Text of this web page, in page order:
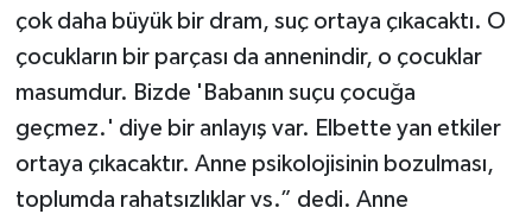
çok daha büyük bir dram, suç ortaya çıkacaktı. O
çocukların bir parçası da annenindir, o çocuklar
masumdur. Bizde 'Babanın suçu çocuğa
geçmez.' diye bir anlayış var. Elbette yan etkiler
ortaya çıkacaktır. Anne psikolojisinin bozulması,
toplumda rahatsızlıklar vs.” dedi. Anne